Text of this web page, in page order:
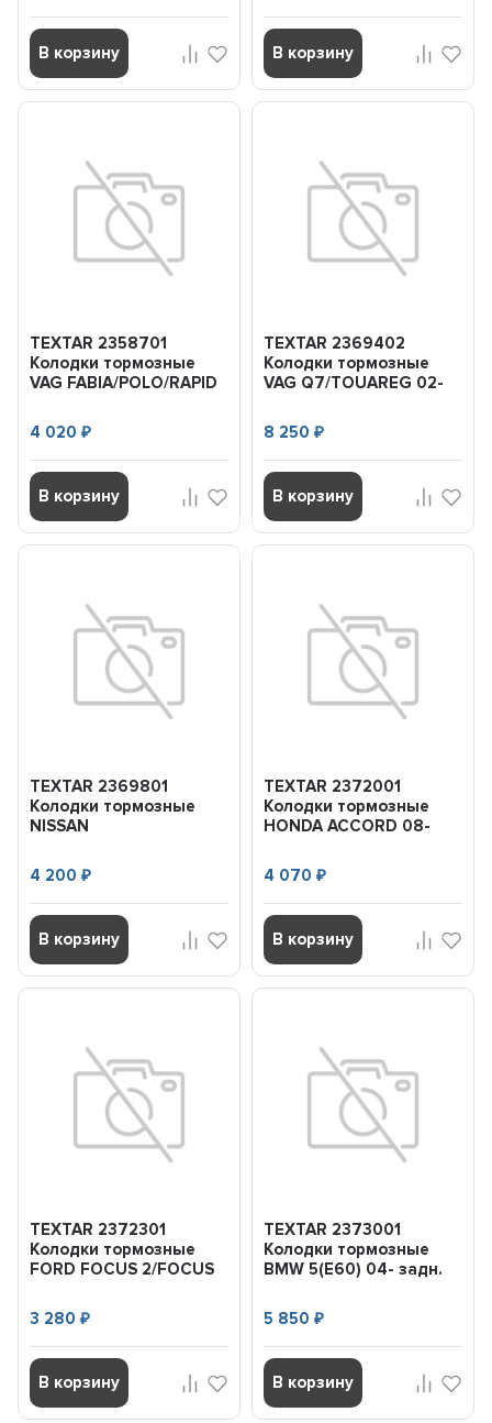
В корзину В корзину
TEXTAR 2358701
Колодки тормозные
VAG FABIA/POLO/RAPID
4 020₽
В корзину
TEXTAR 2369402
Колодки тормозные
VAG Q7/TOUAREG 02-
8 250 ₽
В корзину
TEXTAR 2369801
Колодки тормозные
NISSAN
05- перед.с датчиком
4 200₽
В корзину
TEXTAR 2372001
Колодки тормозные
HONDA ACCORD 08-
4 070 ₽
В корзину
TEXTAR 2372301
Колодки тормозные
FORD FOCUS 2/FOCUS
3 280₽
В корзину
TEXTAR 2373001
Колодки тормозные
BMW 5(E60) 04- задн.
5 850 ₽
В корзину